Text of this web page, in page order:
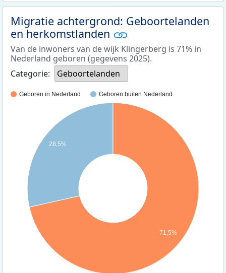
Migratie achtergrond: Geboortelanden
en herkomstlanden
Van de inwoners van de wijk Klingerberg is 71% in
Nederland geboren (gegevens 2025).
Categorie:
Geboortelanden
Geboren in Nederland Geboren buiten Nederland
28,5%
71,5%